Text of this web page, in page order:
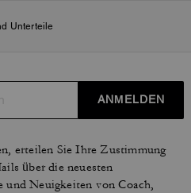
Unterteile
ANMELDEN
erteilen Sie Ihre Zustimmung
über die neuesten
Neuigkeiten von Coach,